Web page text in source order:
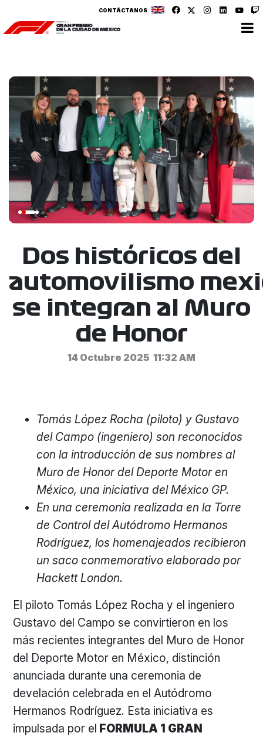
CONTÁCTANOS
Dos históricos del
automovilismo
se integran al Muro
de Honor
14 Octubre 2025 11:32 AM
Tomás López Rocha (piloto) y Gustavo
del Campo (ingeniero) son reconocidos
con la introducción de sus nombres al
Muro de Honor del Deporte Motor en
México, una iniciativa del México GP.
En una ceremonia realizada en la Torre
de Control del Autódromo Hermanos
Rodríguez, los homenajeados recibieron
un saco conmemorativo elaborado por
Hackett London.
El piloto Tomás López Rocha y el ingeniero
Gustavo del Campo se convirtieron en los
más recientes integrantes del Muro de Honor
del Deporte Motor en México, distinción
anunciada durante una ceremonia de
develación celebrada en el Autódromo
Hermanos Rodríguez. Esta iniciativa es
impulsada por el FORMULA 1 GRAN